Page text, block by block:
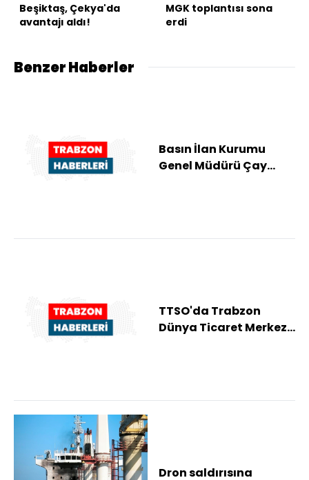
Beşiktaş, Çekya'da
avantajı aldı!
MGK toplantısı sona
erdi
Benzer Haberler
Basın İlan Kurumu
Genel Müdürü Çay
TTSO'da Trabzon
Dünya Ticaret Merkezi
Dron saldırısına